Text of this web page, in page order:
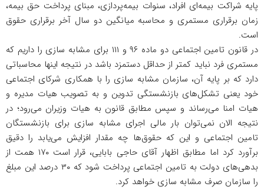
پایه شراکت بیمه‌ای افراد، سنوات بیمه‌پردازی، مبنای پرداخت حق بیمه،
زمان برقراری مستمری و محاسبه میانگین دو سال آخر برقراری حقوق
است.
در قانون تامین اجتماعی دو ماده ۹۶ و ۱۱۱ برای مشابه سازی را داریم که
مستمری فرد نباید کمتر از حداقل دستمزد باشد در نتیجه اینها محاسباتی
دارد که بر پایه آن، سازمان مشابه سازی را با همکاری شرکای اجتماعی
خود یعنی تشکل‌های بازنشستگی تدوین و به تصویب هیات مدیره و
هیات امنا می‌رساند و سپس مطابق قانون به هیات وزیران می‌رود؛ در
نتیجه الان نمی‌توان بار مالی اجرای مشابه سازی برای بازنشستگان
تامین اجتماعی و این که حقوق‌ها چه مقدار افزایش می‌یابد را دقیق
برآورد کرد اما مطابق اظهار آقای حاجی بابایی، قرار است ۱۷۰ همت از
بدهی‌های دولت به تامین اجتماعی پرداخت شود که ۳۰ درصد این مبلغ
را سازمان صرف مشابه سازی خواهد کرد.